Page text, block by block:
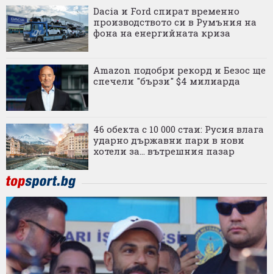
Dacia и Ford спират временно
производството си в Румъния на
фона на енергийната криза
Amazon подобри рекорд и Безос ще
спечели "бързи" $4 милиарда
46 обекта с 10 000 стаи: Русия влага
ударно държавни пари в нови
хотели за... вътрешния пазар